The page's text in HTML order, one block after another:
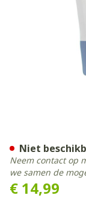
€ 14,99
Niet
Neem contact op
we samen de